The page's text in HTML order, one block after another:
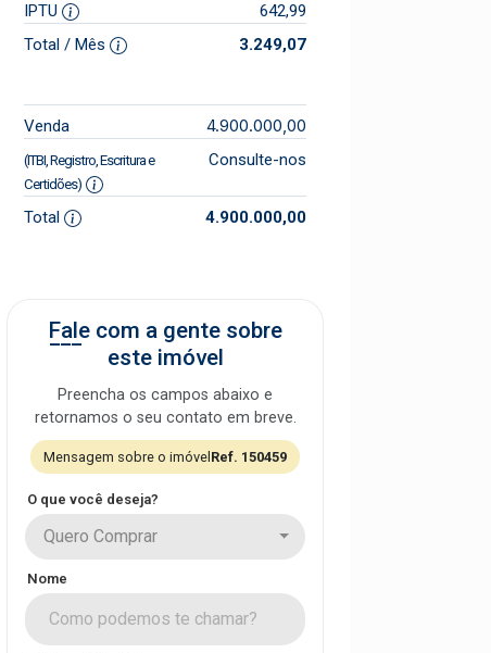
IPTU
642,99
Total / Mês
3.249,07
Venda 4.900.000,00
(ITBI, Registro, Escritura e
Certidões)
Consulte-nos
Total 4.900.000,00
Fale com a gente sobre
este imóvel
Preencha os campos abaixo e
retornamos o seu contato em breve.
Mensagem sobre o imóvel Ref. 150459
O que você deseja?
Quero Comprar
Nome